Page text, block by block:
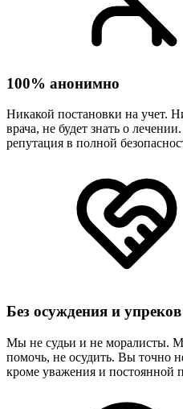
100% анонимно
Никакой постановки на учет.
врача, не будет знать о
репутация в полной
Без осуждения и упреков
Мы не судьи и не моралисты.
помочь, не осудить. Вы точно
кроме уважения и постоянной